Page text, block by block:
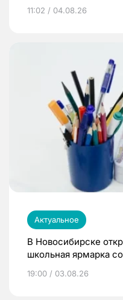
11:02 / 04.08.26
Актуальное
В Новосибирске
школьная ярмарка
19:00 / 03.08.26